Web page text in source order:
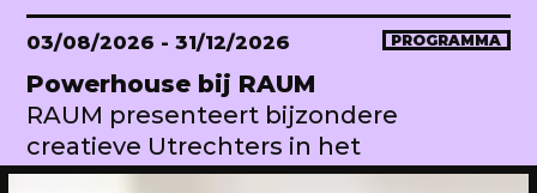
03/08/2026 - 31/12/2026 PROGRAMMA
Powerhouse bij RAUM
RAUM presenteert bijzondere
creatieve Utrechters in het
Makershuis